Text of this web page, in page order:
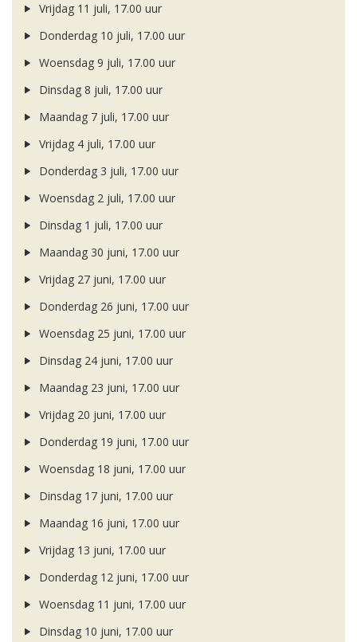
Vrijdag 11 juli, 17.00 uur
Donderdag 10 juli, 17.00 uur
Woensdag 9 juli, 17.00 uur
Dinsdag 8 juli, 17.00 uur
Maandag 7 juli, 17.00 uur
Vrijdag 4 juli, 17.00 uur
Donderdag 3 juli, 17.00 uur
Woensdag 2 juli, 17.00 uur
Dinsdag 1 juli, 17.00 uur
Maandag 30 juni, 17.00 uur
Vrijdag 27 juni, 17.00 uur
Donderdag 26 juni, 17.00 uur
Woensdag 25 juni, 17.00 uur
Dinsdag 24 juni, 17.00 uur
Maandag 23 juni, 17.00 uur
Vrijdag 20 juni, 17.00 uur
Donderdag 19 juni, 17.00 uur
Woensdag 18 juni, 17.00 uur
Dinsdag 17 juni, 17.00 uur
Maandag 16 juni, 17.00 uur
Vrijdag 13 juni, 17.00 uur
Donderdag 12 juni, 17.00 uur
Woensdag 11 juni, 17.00 uur
Dinsdag 10 juni, 17.00 uur